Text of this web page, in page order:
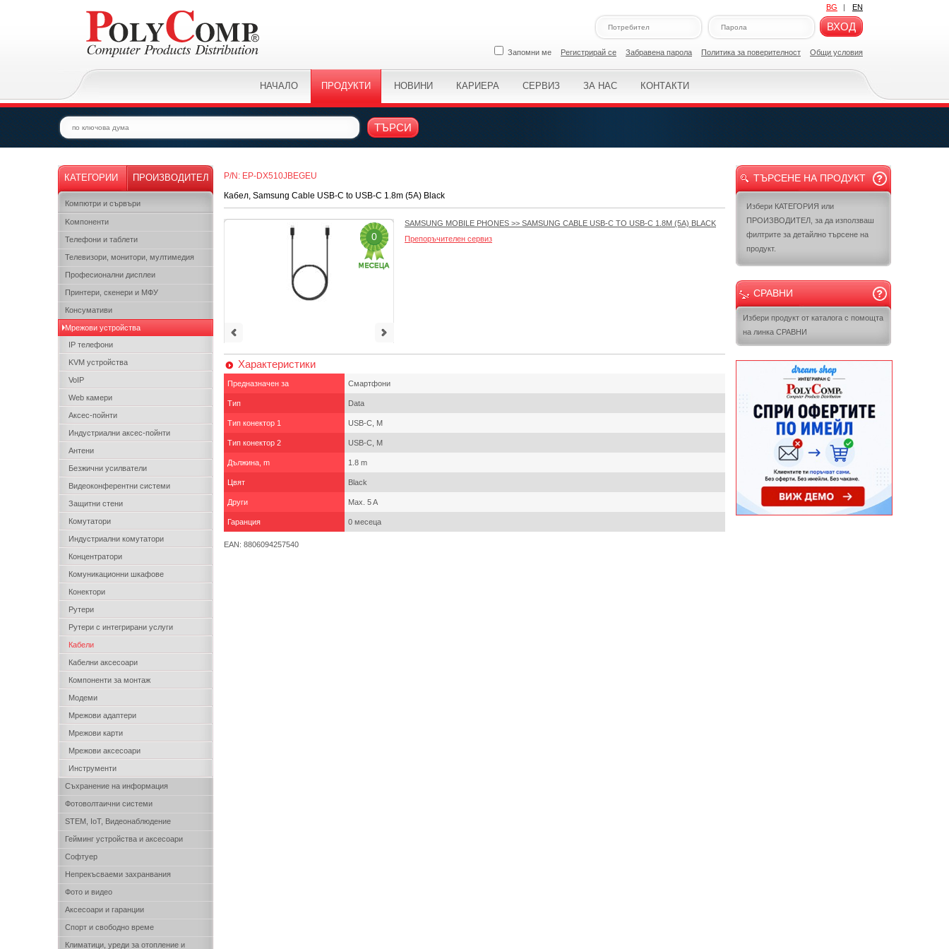
BG | EN
ВХОД
Запомни ме Регистрирай се Забравена парола Политикa за поверителност Общи условия
НАЧАЛО ПРОДУКТИ НОВИНИ КАРИЕРА СЕРВИЗ ЗА НАС КОНТАКТИ
ТЪРСИ
КАТЕГОРИИ ПРОИЗВОДИТЕЛ
Компютри и сървъри
Kомпоненти
Телефони и таблети
Телевизори, монитори, мултимедия
Професионални дисплеи
Принтери, скенери и МФУ
Консумативи
Мрежови устройства
IP телефони
KVM устройства
VoIP
Web камери
Аксес-пойнти
Индустриални аксес-пойнти
Антени
Безжични усилватели
Видеоконферентни системи
Защитни стени
Комутатори
Индустриални комутатори
Концентратори
Комуникационни шкафове
Конектори
Рутери
Рутери с интегрирани услуги
Кабели
Кабелни аксесоари
Компоненти за монтаж
Модеми
Мрежови адаптери
Мрежови карти
Мрежови аксесоари
Инструменти
Съхранение на информация
Фотоволтаични системи
STEM, IoT, Видеонаблюдение
Гейминг устройства и аксесоари
Софтуер
Непрекъсваеми захранвания
Фото и видео
Аксесоари и гаранции
Спорт и свободно време
Климатици, уреди за отопление и
P/N: EP-DX510JBEGEU
Кабел, Samsung Cable USB-C to USB-C 1.8m (5A) Black
0
SAMSUNG MOBILE PHONES >> SAMSUNG CABLE USB-C TO USB-C 1.8M (5A) BLACK
Препоръчителен сервиз
Характеристики
Предназначен за Смартфони
Тип Data
Тип конектор 1 USB-C, M
Тип конектор 2 USB-C, M
Дължина, m 1.8 m
Цвят Black
Други Max. 5 A
Гаранция 0 месеца
EAN: 8806094257540
ТЪРСЕНЕ НА ПРОДУКТ
Избери КАТЕГОРИЯ или
ПРОИЗВОДИТЕЛ, за да използваш
филтрите за детайлно търсене на
продукт.
СРАВНИ
Избери продукт от каталога с помощта
на линка СРАВНИ